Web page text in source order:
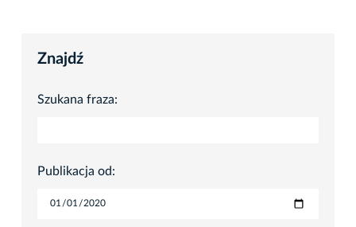
Znajdź
Szukana fraza:
Publikacja od: